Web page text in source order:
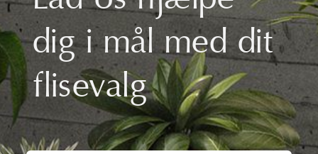
dig i mål med dit
flisevalg